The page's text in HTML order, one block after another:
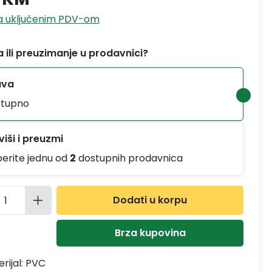
uključenim PDV-om
ili preuzimanje u prodavnici?
i preuzmi
jednu od 2 dostupnih prodavnica
proizvoda: Unesite željenu
Dodati u korpu
Brza kupovina
PVC